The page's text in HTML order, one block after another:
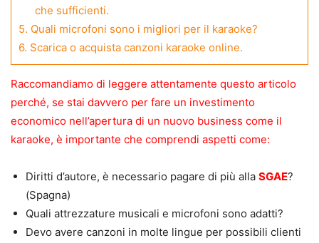
che sufficienti.
5. Quali microfoni sono i migliori per il karaoke?
6. Scarica o acquista canzoni karaoke online.
Raccomandiamo di leggere attentamente questo articolo
perché, se stai davvero per fare un investimento
economico nell’apertura di un nuovo business come il
karaoke, è importante che comprendi aspetti come:
Diritti d’autore, è necessario pagare di più alla SGAE?
(Spagna)
Quali attrezzature musicali e microfoni sono adatti?
Devo avere canzoni in molte lingue per possibili clienti